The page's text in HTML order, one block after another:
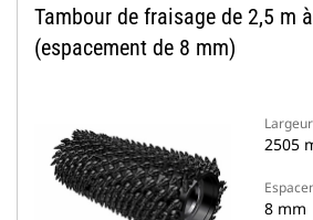
Tambour de fraisage de 2,5 m
(espacement de 8 mm)
2505
8 mm